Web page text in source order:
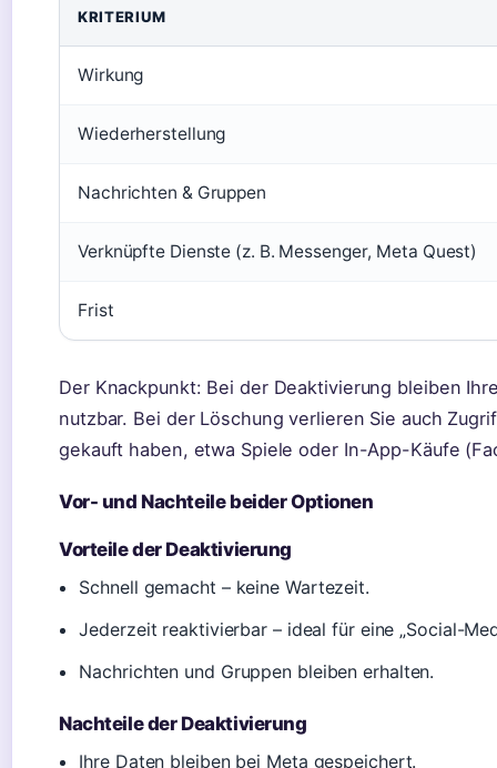
KRITERIUM
Wirkung
Wiederherstellung
Nachrichten & Gruppen
Verknüpfte Dienste (z. B. Messenger, Meta Quest)
Frist
Der Knackpunkt: Bei der Deaktivierung bleiben
nutzbar. Bei der Löschung verlieren Sie auch
gekauft haben, etwa Spiele oder In-App-Käufe
Vor- und Nachteile beider Optionen
Vorteile der Deaktivierung
Schnell gemacht – keine Wartezeit.
Jederzeit reaktivierbar – ideal für eine „Social-
Nachrichten und Gruppen bleiben erhalten.
Nachteile der Deaktivierung
Ihre Daten bleiben bei Meta gespeichert.